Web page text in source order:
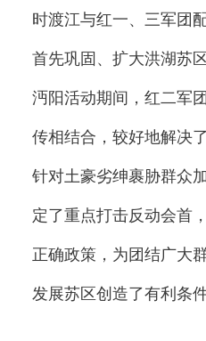
时渡江与红一、三军团
首先巩固、扩大洪湖苏
沔阳活动期间，红二军
传相结合，较好地解决
针对土豪劣绅裹胁群众
定了重点打击反动会首
正确政策，为团结广大
发展苏区创造了有利条件